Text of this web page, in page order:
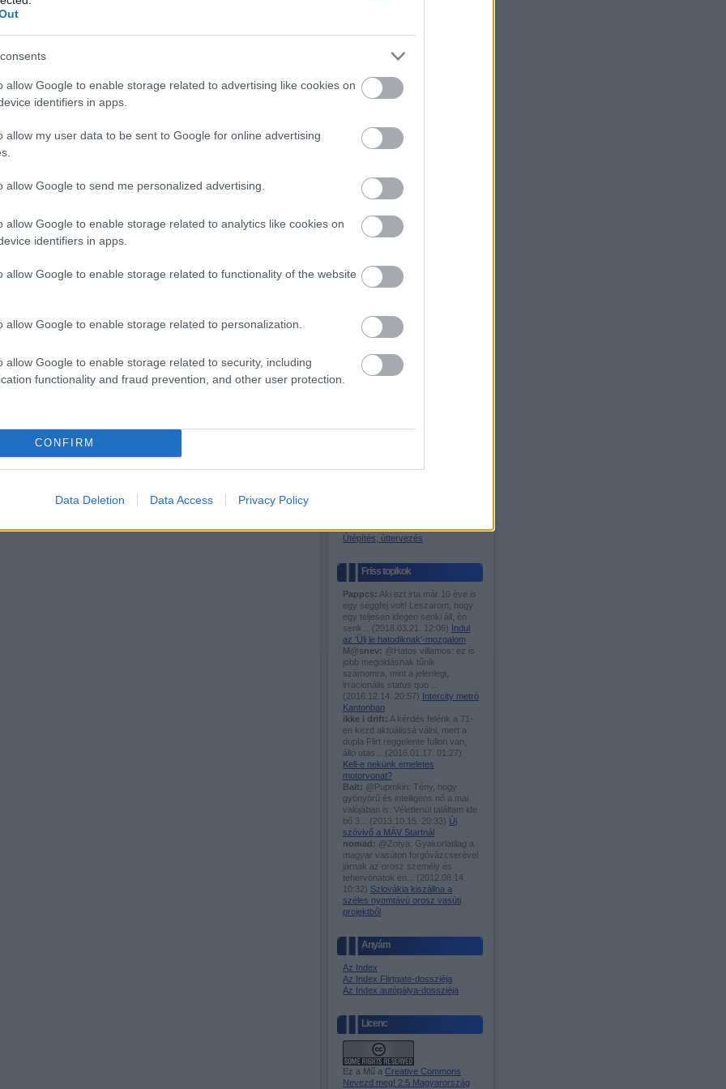
allow Google to enable storage related to advertising like cookies on
identifiers in apps.
allow my user data to be sent to Google for online advertising
allow Google to send me personalized advertising.
allow Google to enable storage related to analytics like cookies on
identifiers in apps.
allow Google to enable storage related to functionality of the website
allow Google to enable storage related to personalization.
allow Google to enable storage related to security, including
functionality and fraud prevention, and other user protection.
CONFIRM
Data Deletion Data Access Privacy Policy
¤ Mégsem találják a felelősöket a
pótvizsgálat a hófrászról
¤ A vasúti hivatal bele akar szólni a
személyi összetételébe
¤ Kik a hófrász igazi felelősei a
¤ A MÁV Start visszatéríti a jegyek
árát a hómizériában pórul
jártaknak
¤ A VEKE miniszteri intézkedést
sürget a január 2-i MÁV-os
¤ A MÁV-csoport az év első
munkanapján teljes csődöt
mondott
Vasutasok dolgoznak
PTinfo - Mestska
MÁV - Megint Állunk Vazze
BKV-figyelő
Ütemes menetrend
Útépítés, úttervezés
Friss topikok
Pappcs: Aki ezt irta már 10 ève is
egy seggfej volt! Leszarom, hogy
egy teljesen idegen senki áll, èn
senk... (2018.03.21. 12:06) Indul
az 'Ülj le hatodiknak'-mozgalom
M@snev: @Hatos villamos: ez is
jobb megoldásnak tűnik
számomra, mint a jelenlegi,
irracionális status quo ...
(2016.12.14. 20:57) Intercity metró
Kantonban
ikke i drift: A kérdés felénk a 71-
en kezd aktuálissá válni, mert a
dupla Flirt reggelente fullon van,
álló utas... (2016.01.17. 01:27)
Kell-e nekünk emeletes
motorvonat?
Balt: @Pupmkin: Tény, hogy
gyönyörű és intelligens nő a mai
valójában is. Véletlenül találtam ide
bő 3... (2013.10.15. 20:33) Új
szóvivő a MÁV Startnál
nomad: @Zotya: Gyakorlatilag a
magyar vasúton forgóvázcserével
járnak az orosz személy és
tehervonatok en... (2012.08.14.
10:32) Szlovákia kiszállna a
széles nyomtávú orosz vasúti
projektből
Anyám
Az Index
Az Index Flirtgate-dossziéja
Az Index autópálya-dossziéja
Licenc
Ez a Mű a Creative Commons
Nevezd meg! 2.5 Magyarország